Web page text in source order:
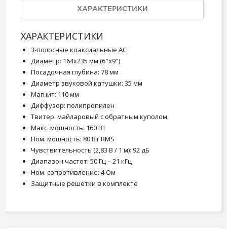
ХАРАКТЕРИСТИКИ
ХАРАКТЕРИСТИКИ
3-полосные коаксиальные АС
Диаметр: 164х235 мм (6"х9")
Посадочная глубина: 78 мм
Диаметр звуковой катушки: 35 мм
Магнит: 110 мм
Диффузор: полипропилен
Твитер: майларовый с обратным куполом
Макс. мощность: 160 Вт
Ном. мощность: 80 Вт RMS
Чувствительность (2,83 В / 1 м): 92 дБ
Диапазон частот: 50 Гц – 21 кГц
Ном. сопротивление: 4 Ом
Защитные решетки в комплекте